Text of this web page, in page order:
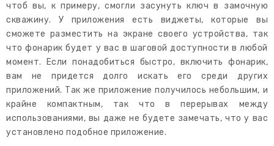
чтоб вы, к примеру, смогли засунуть ключ в замочную
скважину. У приложения есть виджеты, которые вы
сможете разместить на экране своего устройства, так
что фонарик будет у вас в шаговой доступности в любой
момент. Если понадобиться быстро, включить фонарик,
вам не придется долго искать его среди других
приложений. Так же приложение получилось небольшим, и
крайне компактным, так что в перерывах между
использованиями, вы даже не будете замечать, что у вас
установлено подобное приложение.